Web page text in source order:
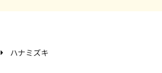
ハナミズキ